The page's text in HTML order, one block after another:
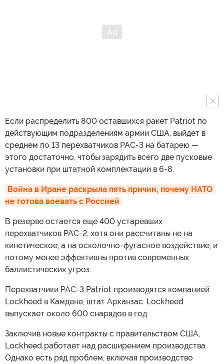
Если распределить 800 оставшихся ракет Patriot по
действующим подразделениям армии США, выйдет в
среднем по 13 перехватчиков PAC-3 на батарею —
этого достаточно, чтобы зарядить всего две пусковые
установки при штатной комплектации в 6-8.
Война в Иране раскрыла пять причин, почему НАТО
не готова воевать с Россией
В резерве остается еще 400 устаревших
перехватчиков PAC-2, хотя они рассчитаны не на
кинетическое, а на осколочно-фугасное воздействие, и
потому менее эффективны против современных
баллистических угроз.
Перехватчики PAC-3 Patriot производятся компанией
Lockheed в Камдене, штат Арканзас. Lockheed
выпускает около 600 снарядов в год.
Заключив новые контракты с правительством США,
Lockheed работает над расширением производства.
Однако есть ряд проблем, включая производство